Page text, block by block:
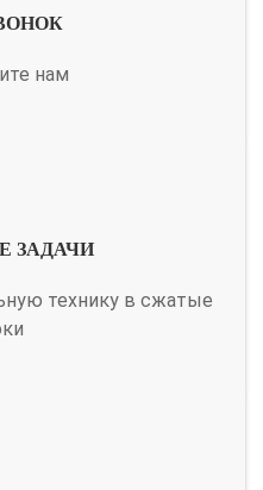
нам
ЗАДАЧИ
технику в сжатые